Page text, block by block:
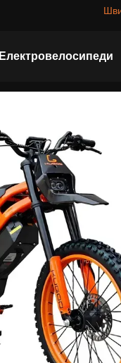
Електровелосипеди